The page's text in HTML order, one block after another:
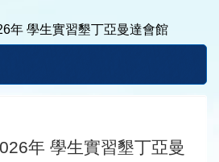
年 學生實習墾丁亞曼達會館
年 學生實習墾丁亞曼